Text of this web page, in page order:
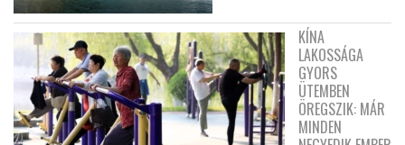
KÍNA
LAKOSSÁGA
GYORS
ÜTEMBEN
ÖREGSZIK: MÁR
MINDEN